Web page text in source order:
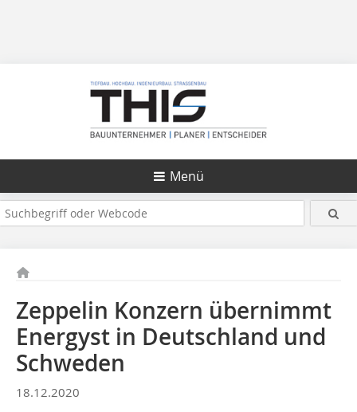
Menü
Zeppelin Konzern übernimmt
Energyst in Deutschland und
Schweden
18.12.2020